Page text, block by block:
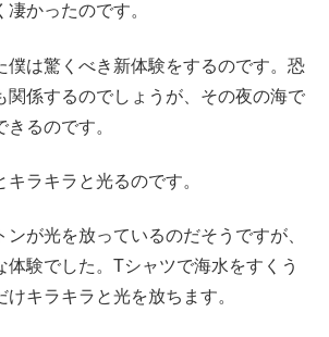
かったのです。
は驚くべき新体験をするのです。恐
関係するのでしょうが、その夜の海で
るのです。
ラキラと光るのです。
が光を放っているのだそうですが、
体験でした。Tシャツで海水をすくう
キラキラと光を放ちます。